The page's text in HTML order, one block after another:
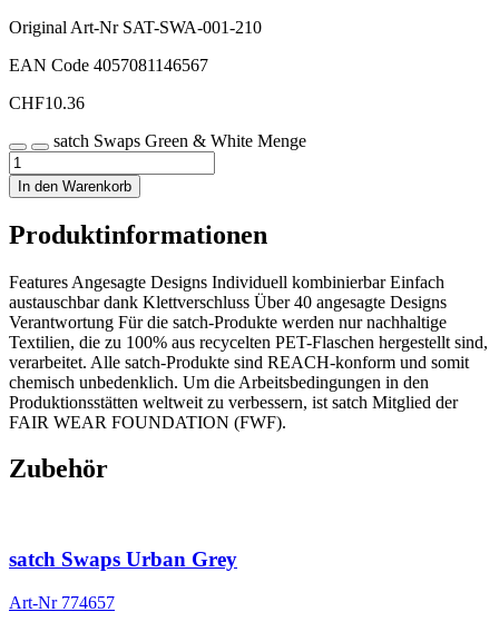
Original Art-Nr SAT-SWA-001-210
EAN Code 4057081146567
CHF10.36
satch Swaps Green & White Menge
In den Warenkorb
Produktinformationen
Features Angesagte Designs Individuell kombinierbar Einfach
austauschbar dank Klettverschluss Über 40 angesagte Designs
Verantwortung Für die satch-Produkte werden nur nachhaltige
Textilien, die zu 100% aus recycelten PET-Flaschen hergestellt sind,
verarbeitet. Alle satch-Produkte sind REACH-konform und somit
chemisch unbedenklich. Um die Arbeitsbedingungen in den
Produktionsstätten weltweit zu verbessern, ist satch Mitglied der
FAIR WEAR FOUNDATION (FWF).
Zubehör
satch Swaps Urban Grey
Art-Nr 774657